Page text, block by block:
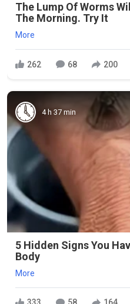
The Lump Of Worms
The Morning. Try It
More
262 68 200
4 h 37 min
5 Hidden Signs You
Body
More